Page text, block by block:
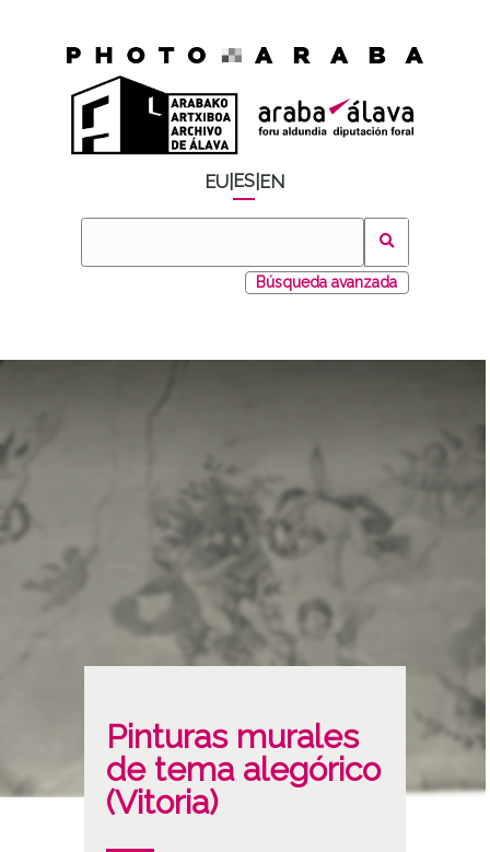
EU ES EN
Búsqueda avanzada
Pinturas murales
de tema alegórico
(Vitoria)